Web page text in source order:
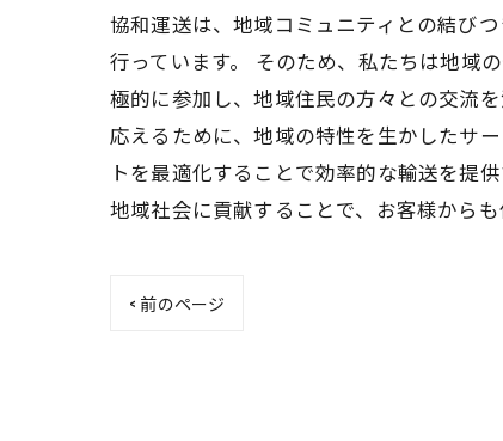
協和運送は、地域コミュニティとの結び
行っています。 そのため、私たちは地域
極的に参加し、地域住民の方々との交流
応えるために、地域の特性を生かしたサ
トを最適化することで効率的な輸送を提
地域社会に貢献することで、お客様から
< 前のページ